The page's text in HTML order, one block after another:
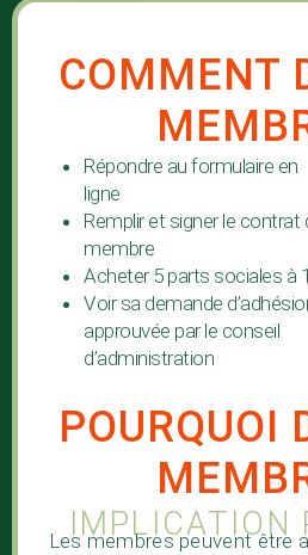
COMMENT
Répondre au formulaire en
ligne
Remplir et signer le contrat
membre
Acheter 5 parts sociales à
Voir sa demande
approuvée par le conseil
d’administration
POURQUOI
IMPLICATION
Les membres peuvent être